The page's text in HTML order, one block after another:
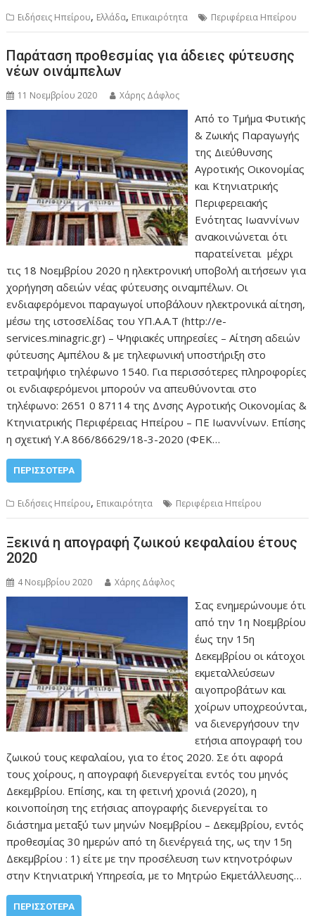
Ειδήσεις Ηπείρου, Ελλάδα, Επικαιρότητα Περιφέρεια Ηπείρου
Παράταση προθεσμίας για άδειες φύτευσης
νέων οινάμπελων
11 Νοεμβρίου 2020 Χάρης Δάφλος
Από το Τμήμα Φυτικής
& Ζωικής Παραγωγής
της Διεύθυνσης
Αγροτικής Οικονομίας
και Κτηνιατρικής
Περιφερειακής
Ενότητας Ιωαννίνων
ανακοινώνεται ότι
παρατείνεται μέχρι
τις 18 Νοεμβρίου 2020 η ηλεκτρονική υποβολή αιτήσεων για
χορήγηση αδειών νέας φύτευσης οιναμπέλων. Οι
ενδιαφερόμενοι παραγωγοί υποβάλουν ηλεκτρονικά αίτηση,
μέσω της ιστοσελίδας του ΥΠ.Α.Α.Τ (http://e-
services.minagric.gr) – Ψηφιακές υπηρεσίες – Αίτηση αδειών
φύτευσης Αμπέλου & με τηλεφωνική υποστήριξη στο
τετραψήφιο τηλέφωνο 1540. Για περισσότερες πληροφορίες
οι ενδιαφερόμενοι μπορούν να απευθύνονται στο
τηλέφωνο: 2651 0 87114 της Δνσης Αγροτικής Οικονομίας &
Κτηνιατρικής Περιφέρειας Ηπείρου – ΠΕ Ιωαννίνων. Επίσης
η σχετική Υ.Α 866/86629/18-3-2020 (ΦΕΚ…
ΠΕΡΙΣΣΌΤΕΡΑ
Ειδήσεις Ηπείρου, Επικαιρότητα Περιφέρεια Ηπείρου
Ξεκινά η απογραφή ζωικού κεφαλαίου έτους
2020
4 Νοεμβρίου 2020 Χάρης Δάφλος
Σας ενημερώνουμε ότι
από την 1η Νοεμβρίου
έως την 15η
Δεκεμβρίου οι κάτοχοι
εκμεταλλεύσεων
αιγοπροβάτων και
χοίρων υποχρεούνται,
να διενεργήσουν την
ετήσια απογραφή του
ζωικού τους κεφαλαίου, για το έτος 2020. Σε ότι αφορά
τους χοίρους, η απογραφή διενεργείται εντός του μηνός
Δεκεμβρίου. Επίσης, και τη φετινή χρονιά (2020), η
κοινοποίηση της ετήσιας απογραφής διενεργείται το
διάστημα μεταξύ των μηνών Νοεμβρίου – Δεκεμβρίου, εντός
προθεσμίας 30 ημερών από τη διενέργειά της, ως την 15η
Δεκεμβρίου : 1) είτε με την προσέλευση των κτηνοτρόφων
στην Κτηνιατρική Υπηρεσία, με το Μητρώο Εκμετάλλευσης…
ΠΕΡΙΣΣΌΤΕΡΑ